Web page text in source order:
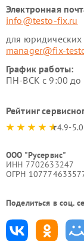
Электронная
info@testo-fix.ru
для юридических
manager@fix-
График работы:
ПН-ВСК с 9:00 до
Рейтинг
4.9-5.0
ООО "Русервис"
ИНН 7702633247
ОГРН
Поделиться в соц.